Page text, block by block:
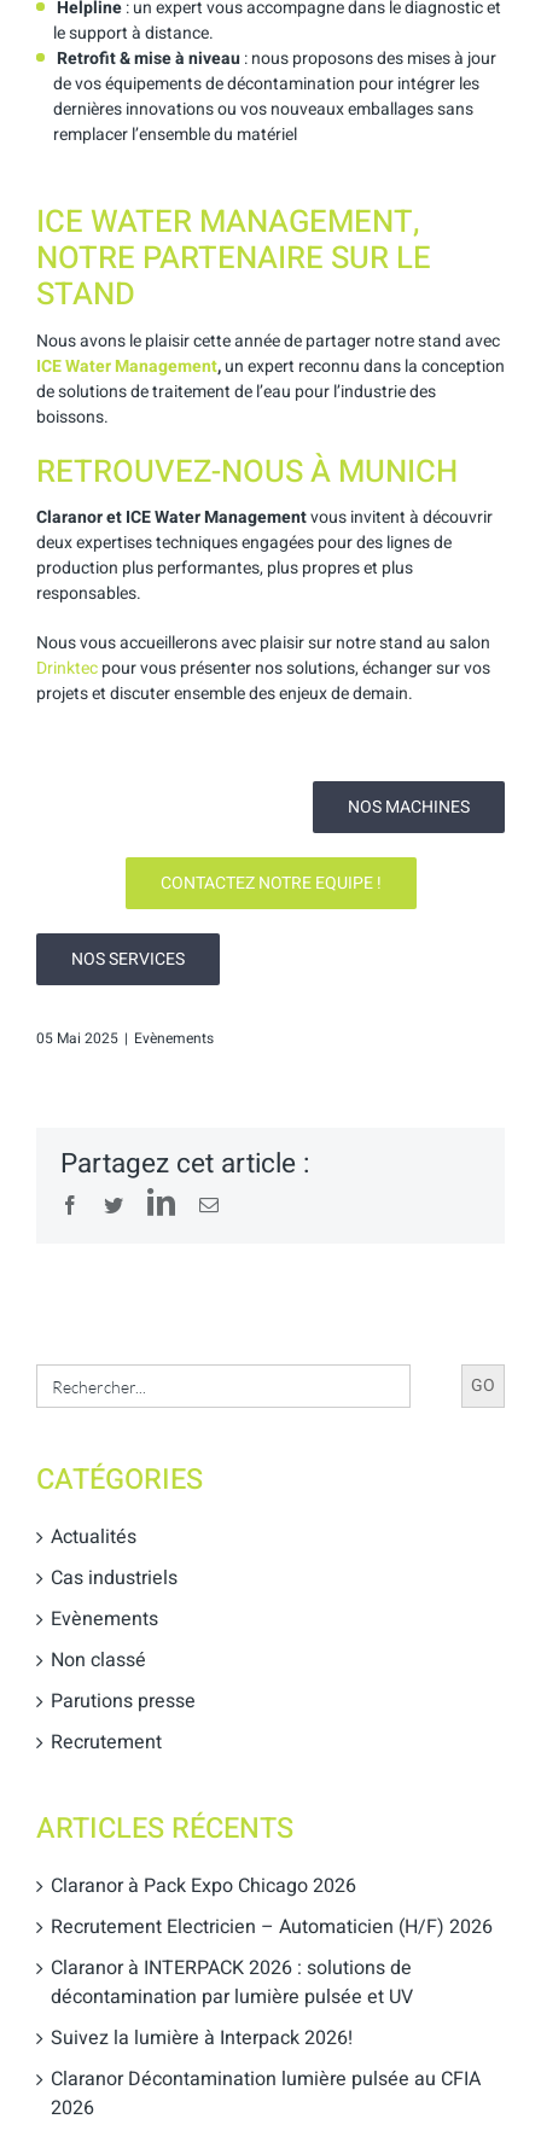
Helpline: un expert vous accompagne dans le diagnostic et
le support à distance.
Retrofit & mise à niveau : nous proposons des mises à jour
de vos équipements de décontamination pour intégrer les
dernières innovations ou vos nouveaux emballages sans
remplacer l’ensemble du matériel
ICE WATER MANAGEMENT,
NOTRE PARTENAIRE SUR LE
STAND
Nous avons le plaisir cette année de partager notre stand avec
ICE Water Management,un expert reconnu dans la conception
de solutions de traitement de l’eau pour l’industrie des
boissons.
RETROUVEZ-NOUS À MUNICH
Claranor et ICE Water Managementvous invitent à découvrir
deux expertises techniques engagées pour des lignes de
production plus performantes, plus propres et plus
responsables.
Nous vous accueillerons avec plaisir sur notre stand au salon
Drinktecpour vous présenter nos solutions, échanger sur vos
projets et discuter ensemble des enjeux de demain.
NOS MACHINES
CONTACTEZ NOTRE EQUIPE !
NOS SERVICES
05 Mai 2025 | Evènements
Partagez cet article :
FacebookTwitterLinkedIn
Email
Search
for:
CATÉGORIES
Actualités
Cas industriels
Evènements
Non classé
Parutions presse
Recrutement
ARTICLES RÉCENTS
Claranor à Pack Expo Chicago 2026
Recrutement Electricien – Automaticien (H/F) 2026
Claranor à INTERPACK 2026 : solutions de
décontamination par lumière pulsée et UV
Suivez la lumière à Interpack 2026!
Claranor Décontamination lumière pulsée au CFIA
2026